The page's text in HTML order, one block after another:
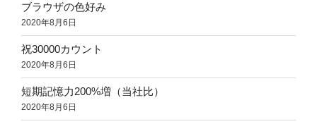
ブラウザの色好み
2020年8月6日
祝30000カウント
2020年8月6日
短期記憶力200%増（当社比）
2020年8月6日